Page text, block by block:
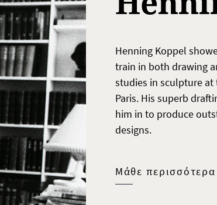
Henning Koppel
train in both drawing
studies in sculpture at
Paris. His superb
him in to produce
designs.
Μάθε περισσότερα